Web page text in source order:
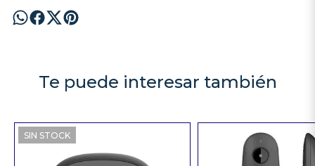
Te puede interesar también
SIN STOCK